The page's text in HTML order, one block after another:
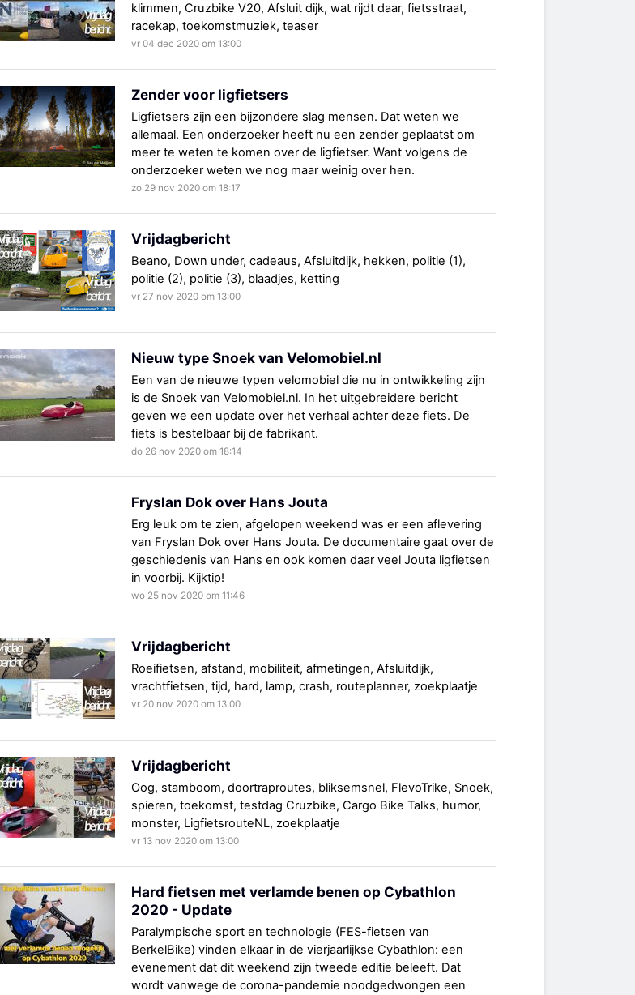
klimmen, Cruzbike V20, Afsluit dijk, wat rijdt daar, fietsstraat,
racekap, toekomstmuziek, teaser
vr 04 dec 2020 om 13:00
Zender voor ligfietsers
Ligfietsers zijn een bijzondere slag mensen. Dat weten we
allemaal. Een onderzoeker heeft nu een zender geplaatst om
meer te weten te komen over de ligfietser. Want volgens de
onderzoeker weten we nog maar weinig over hen.
zo 29 nov 2020 om 18:17
Vrijdagbericht
Beano, Down under, cadeaus, Afsluitdijk, hekken, politie (1),
politie (2), politie (3), blaadjes, ketting
vr 27 nov 2020 om 13:00
Nieuw type Snoek van Velomobiel.nl
Een van de nieuwe typen velomobiel die nu in ontwikkeling zijn
is de Snoek van Velomobiel.nl. In het uitgebreidere bericht
geven we een update over het verhaal achter deze fiets. De
fiets is bestelbaar bij de fabrikant.
do 26 nov 2020 om 18:14
Fryslan Dok over Hans Jouta
Erg leuk om te zien, afgelopen weekend was er een aflevering
van Fryslan Dok over Hans Jouta. De documentaire gaat over de
geschiedenis van Hans en ook komen daar veel Jouta ligfietsen
in voorbij. Kijktip!
wo 25 nov 2020 om 11:46
Vrijdagbericht
Roeifietsen, afstand, mobiliteit, afmetingen, Afsluitdijk,
vrachtfietsen, tijd, hard, lamp, crash, routeplanner, zoekplaatje
vr 20 nov 2020 om 13:00
Vrijdagbericht
Oog, stamboom, doortraproutes, bliksemsnel, FlevoTrike, Snoek,
spieren, toekomst, testdag Cruzbike, Cargo Bike Talks, humor,
monster, LigfietsrouteNL, zoekplaatje
vr 13 nov 2020 om 13:00
Hard fietsen met verlamde benen op Cybathlon
2020 - Update
Paralympische sport en technologie (FES-fietsen van
BerkelBike) vinden elkaar in de vierjaarlijkse Cybathlon: een
evenement dat dit weekend zijn tweede editie beleeft. Dat
wordt vanwege de corona-pandemie noodgedwongen een